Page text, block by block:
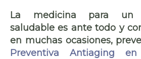
La medicina para un
saludable es ante todo y
en muchas ocasiones,
Preventiva Antiaging